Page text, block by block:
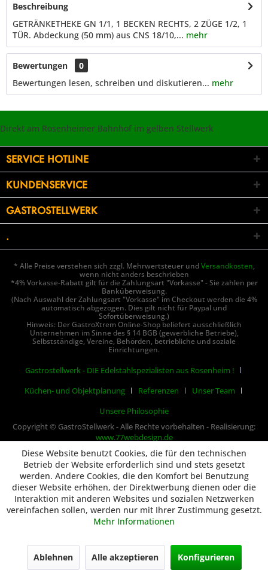
Beschreibung
GETRÄNKETHEKE GN 1/1, 1 BECKEN RECHTS, 2 ZÜGE 1/2, 1
TÜR. Abdeckung (50 mm) aus CNS 18/10,... mehr
Bewertungen
0
Bewertungen lesen, schreiben und diskutieren... mehr
Direkt am Rosenheimer Bahnhof im gelben Stellwerk
SERVICE HOTLINE
KUNDENSERVICE
GASTROSTELLWERK
.
* Alle Preise verstehen sich zzgl. Mehrwertsteuer undVersandkosten,
wenn nicht anders beschrieben
*4% Vorkasse-Rabatt gilt für die Zahlungsart "Vorkasse" - Sie zahlen per
Banküberweisung.
(Nach Auswahl der Zahlungsart "Vorkasse" im Checkout werden die 4%
automatisch abgezogen. Dies gilt nicht für Paypal und
Sofortüberweisung.)
Hinweis: Der GastroXtrem Online-Shop beliefert ausschließlich
Unternehmen im Sinne des § 14 BGB (gewerbliche Betriebe),
Selbstständige, Vereine, Behörden, betriebliche und soziale
Einrichtungen.
Gastrostellwerk - DIE Edelstahlspezialisten aus Rosenheim !
Küchen- und Objektplanung
Referenzen
Unser Team
Unsere Philosophie
Copyright © GastroStellwerk - Alle Rechte vorbehalten - Realisierung:
www.77webdesign.de
Diese Website benutzt Cookies, die für den technischen
Betrieb der Website erforderlich sind und stets gesetzt
werden. Andere Cookies, die den Komfort bei Benutzung
dieser Website erhöhen, der Direktwerbung dienen oder die
Interaktion mit anderen Websites und sozialen Netzwerken
vereinfachen sollen, werden nur mit Ihrer Zustimmung gesetzt.
Mehr Informationen
Ablehnen Alle akzeptieren Konfigurieren